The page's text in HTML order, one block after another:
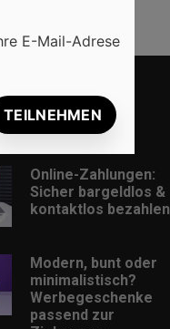
Online-Zahlungen:
Sicher bargeldlos &
kontaktlos bezahlen
Modern, bunt oder
minimalistisch?
Werbegeschenke
passend zur
E-Mail-Adrese